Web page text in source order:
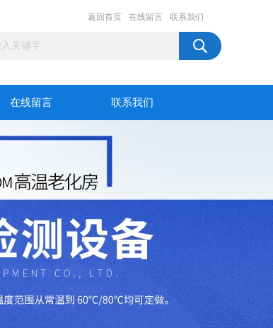
返回首页 在线留言 联系我们
在线留言 联系我们